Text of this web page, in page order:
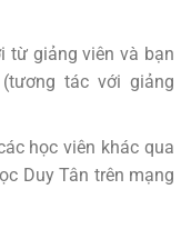
từ giảng viên và bạn
tác với giảng
học viên khác qua
Duy Tân trên mạng